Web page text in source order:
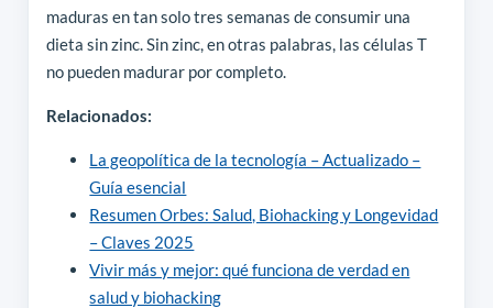
maduras en tan solo tres semanas de consumir una
dieta sin zinc. Sin zinc, en otras palabras, las células T
no pueden madurar por completo.
Relacionados:
La geopolítica de la tecnología – Actualizado –
Guía esencial
Resumen Orbes: Salud, Biohacking y Longevidad
– Claves 2025
Vivir más y mejor: qué funciona de verdad en
salud y biohacking